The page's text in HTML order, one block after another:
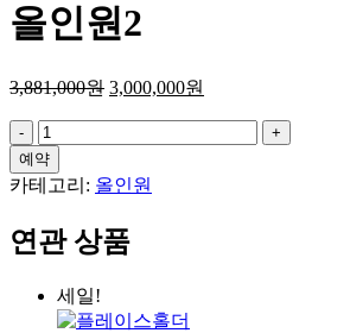
올인원2
3,881,000원 3,000,000원
올
인
원
수
량
예약
카테고리: 올인원
연관 상품
세일!